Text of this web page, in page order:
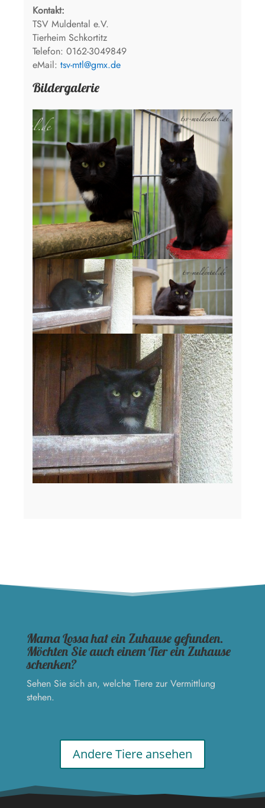
Kontakt:
TSV Muldental e.V.
Tierheim Schkortitz
Telefon: 0162-3049849
eMail:tsv-mtl@gmx.de
Bildergalerie
Mama Lossa hat ein Zuhause gefunden.
Möchten Sie auch einem Tier ein Zuhause
schenken?
Sehen Sie sich an, welche Tiere zur Vermittlung
stehen.
Andere Tiere ansehen